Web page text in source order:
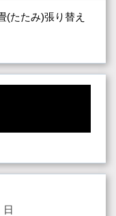
(たたみ)張り替え
日